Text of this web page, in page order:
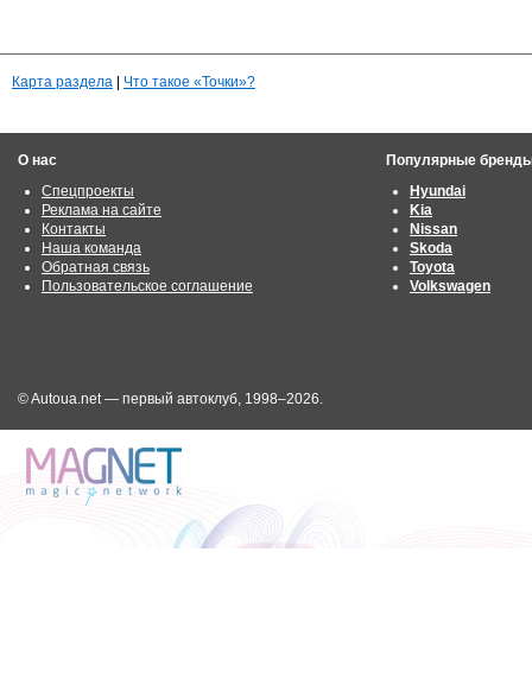
Карта раздела | Что такое «Точки»?
О нас
Спецпроекты
Реклама на сайте
Контакты
Наша команда
Обратная связь
Пользовательское соглашение
Популярные
Hyundai
Kia
Nissan
Skoda
Toyota
Volkswagen
© Autoua.net — первый автоклуб, 1998–2026.